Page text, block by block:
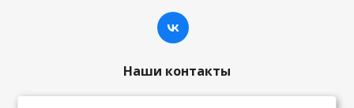
Наши контакты